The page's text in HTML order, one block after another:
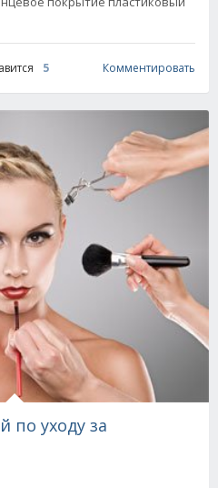
5 Комментировать
по уходу за